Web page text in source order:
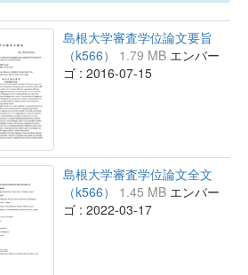
島根大学審査学位論文要旨
（k566） 1.79 MB エンバー
ゴ : 2016-07-15
島根大学審査学位論文全文
（k566） 1.45 MB エンバー
ゴ : 2022-03-17